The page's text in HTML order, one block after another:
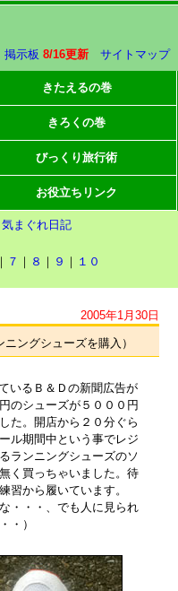
掲示板 8/16更新 サイトマップ
きたえるの巻
きろくの巻
びっくり旅行術
お役立ちリンク
気まぐれ日記
｜ ７ ｜ ８ ｜ ９ ｜ １０
2005年1月30日
ニングシューズを購入）
いるＢ＆Ｄの新聞広告が
のシューズが５０００円
た。開店から２０分ぐら
ル期間中という事でレジ
ランニングシューズのソ
く買っちゃいました。待
習から履いています。
・・・、でも人に見られ
・）